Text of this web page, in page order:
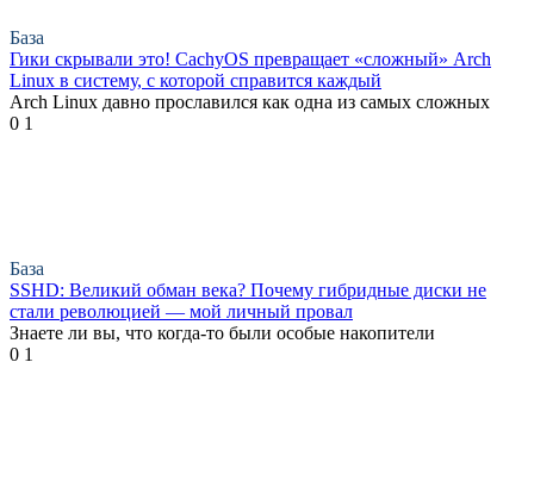
База
Гики скрывали это! CachyOS превращает «сложный» Arch
Linux в систему, с которой справится каждый
Arch Linux давно прославился как одна из самых сложных
0 1
База
SSHD: Великий обман века? Почему гибридные диски не
стали революцией — мой личный провал
Знаете ли вы, что когда-то были особые накопители
0 1